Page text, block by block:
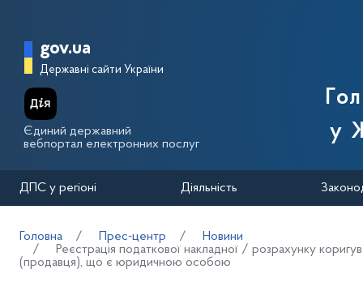
Головна сторінка Державної
gov.ua
Державні сайти України
Єдиний державний
вебпортал електронних послуг
у
ДПС у регіоні Діяльність
Головна Прес-центр
Новини
Реєстрація податкової накладної / розрахунку
(продавця), що є юридичною особою